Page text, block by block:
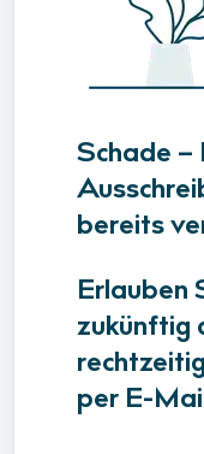
Schade –
bereits
Erlauben
zukünftig
per E-